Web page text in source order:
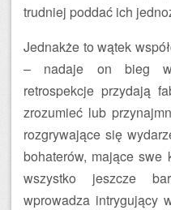
trudniej poddać ich
Jednakże to wątek
– nadaje on bieg
retrospekcje przydają
zrozumieć lub
rozgrywające się
bohaterów, mające swe
wszystko jeszcze
wprowadza intrygujący